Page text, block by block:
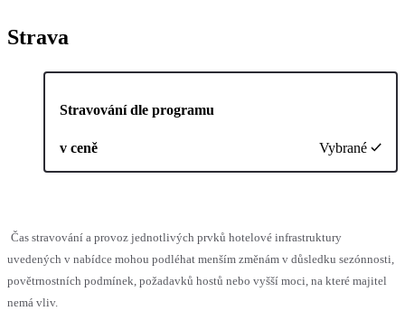
Strava
Stravování dle programu
v ceně Vybrané
Čas stravování a provoz jednotlivých prvků hotelové infrastruktury
uvedených v nabídce mohou podléhat menším změnám v důsledku sezónnosti,
povětrnostních podmínek, požadavků hostů nebo vyšší moci, na které majitel
nemá vliv.